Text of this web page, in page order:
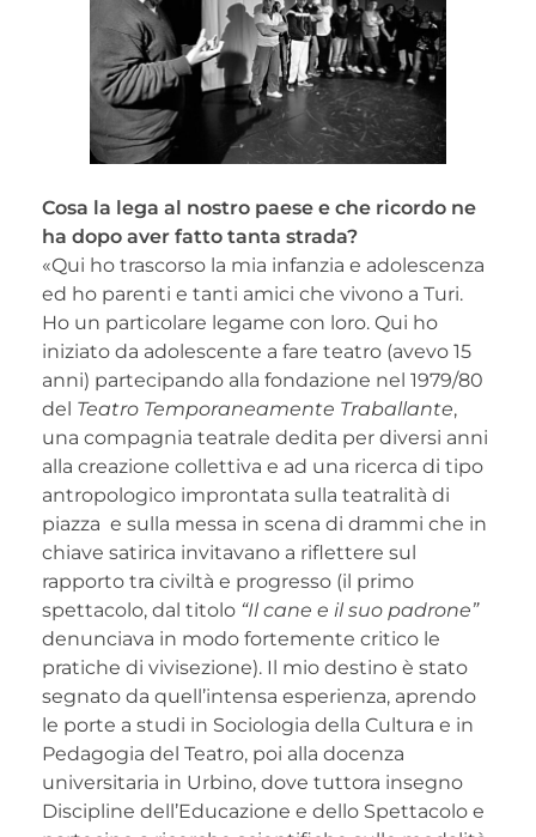
Cosa la lega al nostro paese e che ricordo ne
ha dopo aver fatto tanta strada?
«Qui ho trascorso la mia infanzia e adolescenza
ed ho parenti e tanti amici che vivono a Turi.
Ho un particolare legame con loro. Qui ho
iniziato da adolescente a fare teatro (avevo 15
anni) partecipando alla fondazione nel 1979/80
del Teatro Temporaneamente Traballante,
una compagnia teatrale dedita per diversi anni
alla creazione collettiva e ad una ricerca di tipo
antropologico improntata sulla teatralità di
piazza e sulla messa in scena di drammi che in
chiave satirica invitavano a riflettere sul
rapporto tra civiltà e progresso (il primo
spettacolo, dal titolo “Il cane e il suo padrone”
denunciava in modo fortemente critico le
pratiche di vivisezione). Il mio destino è stato
segnato da quell’intensa esperienza, aprendo
le porte a studi in Sociologia della Cultura e in
Pedagogia del Teatro, poi alla docenza
universitaria in Urbino, dove tuttora insegno
Discipline dell’Educazione e dello Spettacolo e